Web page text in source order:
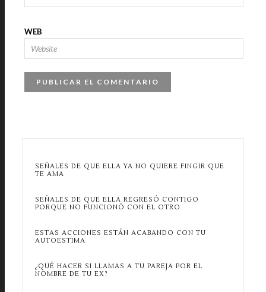
WEB
SEÑALES DE QUE ELLA YA NO QUIERE FINGIR QUE
TE AMA
SEÑALES DE QUE ELLA REGRESÓ CONTIGO
PORQUE NO FUNCIONÓ CON EL OTRO
ESTAS ACCIONES ESTÁN ACABANDO CON TU
AUTOESTIMA
¿QUÉ HACER SI LLAMAS A TU PAREJA POR EL
NOMBRE DE TU EX?